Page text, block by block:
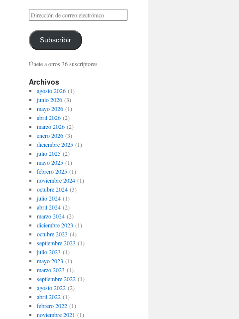
Subscribir
Únete a otros 36 suscriptores
Archivos
agosto 2026(1)
junio 2026(3)
mayo 2026(1)
abril 2026(2)
marzo 2026(2)
enero 2026(3)
diciembre 2025(1)
julio 2025(2)
mayo 2025(1)
febrero 2025(1)
noviembre 2024(1)
octubre 2024(3)
julio 2024(1)
abril 2024(2)
marzo 2024(2)
diciembre 2023 (1)
octubre 2023 (4)
septiembre 2023 (1)
julio 2023 (1)
mayo 2023 (1)
marzo 2023 (1)
septiembre 2022(1)
agosto 2022(2)
abril 2022(1)
febrero 2022(1)
noviembre 2021 (1)